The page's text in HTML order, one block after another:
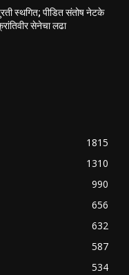
स्थगित; पीडित संतोष नेटके
सेनेचा लढा
1815
1310
990
656
632
587
534